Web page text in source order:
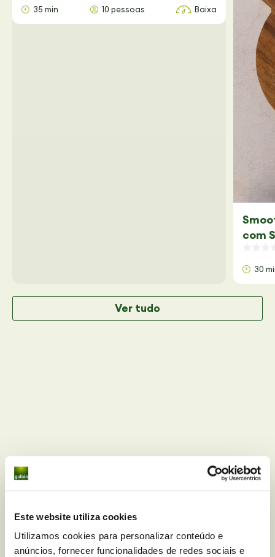
Este website utiliza cookies
Utilizamos cookies para personalizar conteúdo e
anúncios, fornecer funcionalidades de redes sociais e
35 min 10 pessoas Baixa
com
30
Ver tudo
nutricional sobre
Salgadas Mini Bites Mix?